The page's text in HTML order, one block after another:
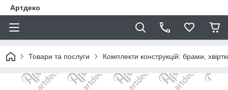
Артдеко
Товари та послуги Комплекти конструкцій: брами,